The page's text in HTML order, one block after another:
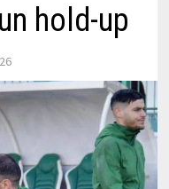
hold-up